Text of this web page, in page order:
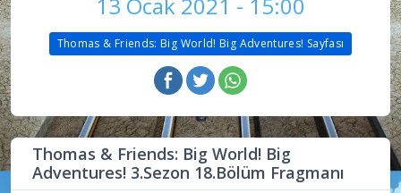
Thomas & Friends: Big World! Big Adventures! Sayfası
Thomas & Friends: Big World! Big
Adventures! 3.Sezon 18.Bölüm Fragmanı